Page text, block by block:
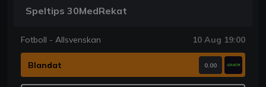
Speltips 30MedRekat
Fotboll - Allsvenskan 10 Aug 19:00
Blandat 0.00